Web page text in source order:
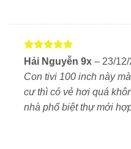
Màn hình cực đại 100
Được xếp
55
sao
Hải Nguyễn 9x – 23/
Con tivi 100 inch này
cư thì có vẻ hơi quá
nhà phố biệt thự mới